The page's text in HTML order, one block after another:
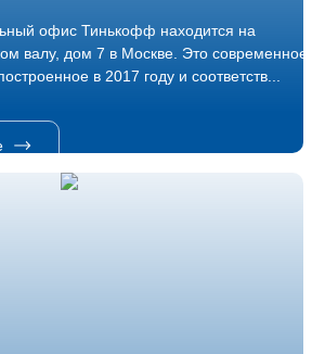
офис Тинькофф находится на
валу, дом 7 в Москве. Это современное
в 2017 году и соответств...